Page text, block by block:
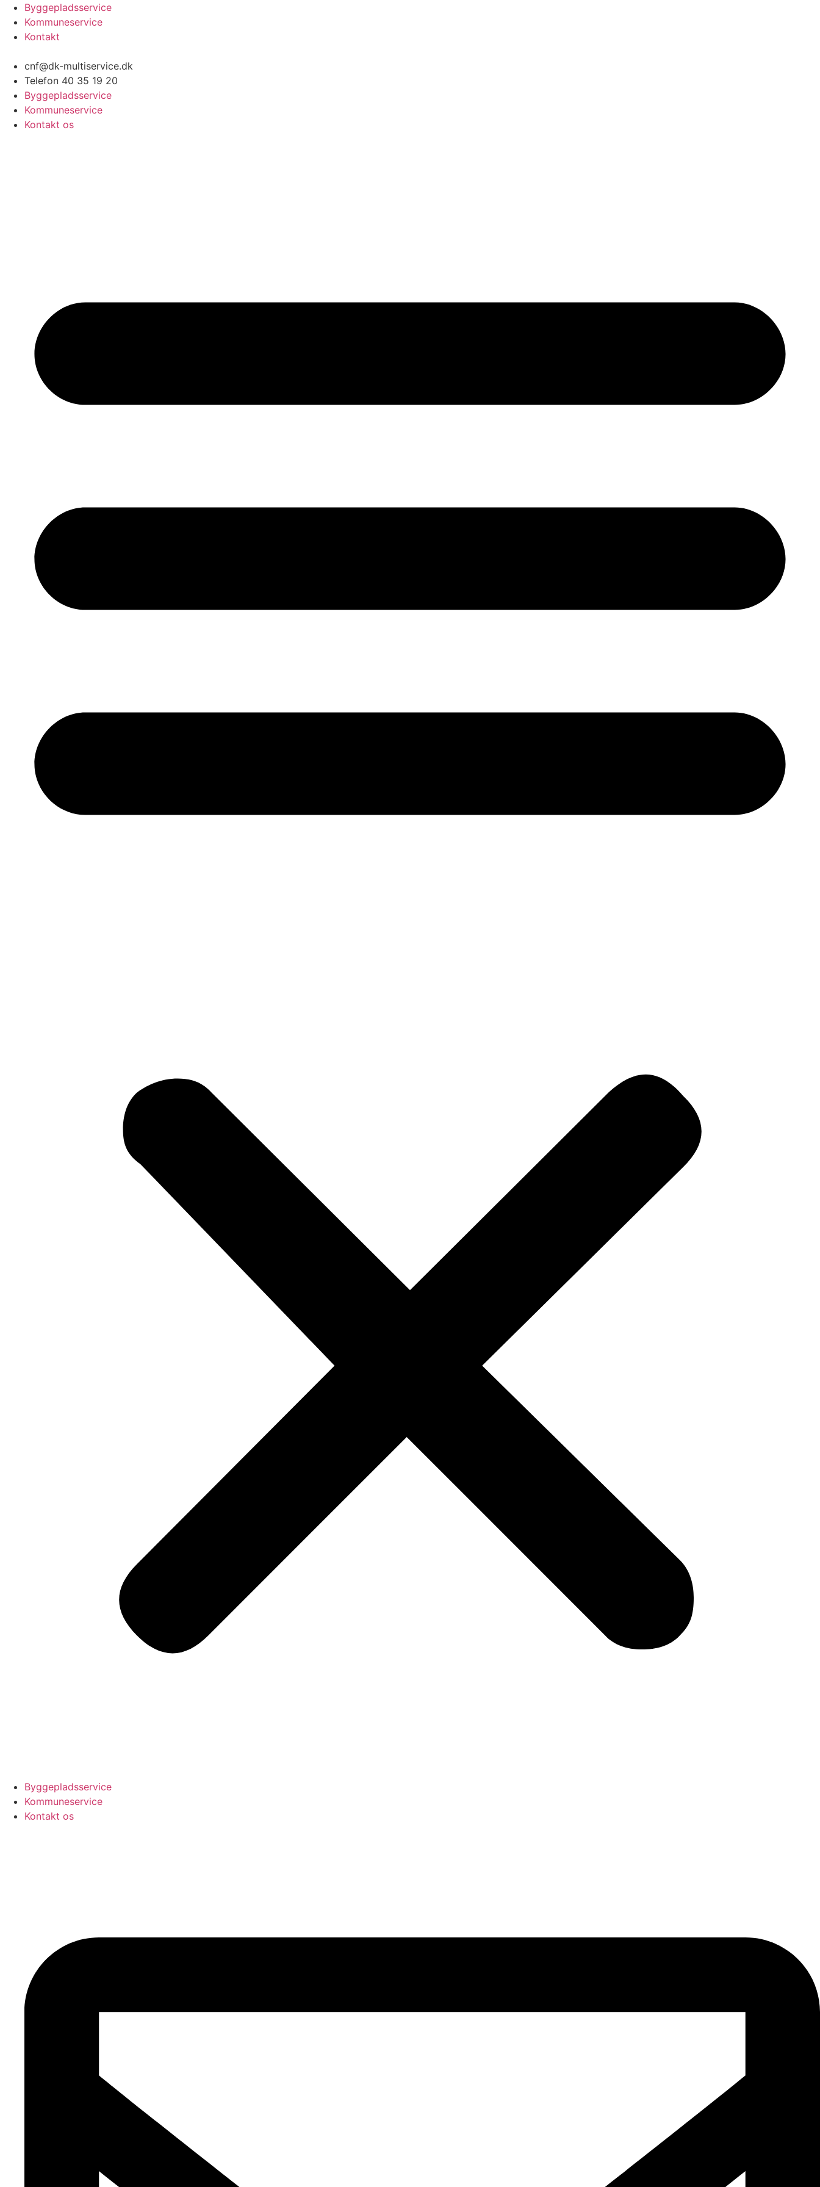
Videre
indhold
Byggepladsservice
Kommuneservice
Kontakt
cnf@dk-multiservice.dk
Telefon 40 35 19 20
Byggepladsservice
Kommuneservice
Kontakt os
Byggepladsservice
Kommuneservice
Kontakt os